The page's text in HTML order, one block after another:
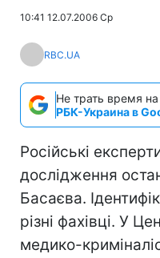
10:41 12.07.2006 Ср
RBC.UA
Не трать время
РБК-Украина в
Російські
дослідження
Басаєва.
різні фахівці. У
медико-